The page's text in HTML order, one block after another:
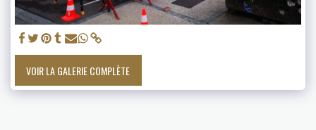
VOIR LA GALERIE COMPLÈTE